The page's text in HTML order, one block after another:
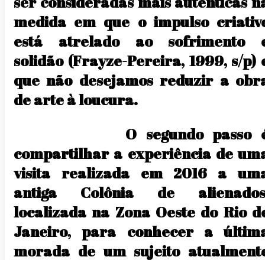
medida em que o impulso
está atrelado ao sofrimento
solidão (Frayze-Pereira, 1999, s/p)
que não desejamos reduzir a
de arte à loucura.
O segundo passo
compartilhar a experiência de
visita realizada em 2016 a
antiga Colônia de
localizada na Zona Oeste do Rio
Janeiro, para conhecer a
morada de um sujeito